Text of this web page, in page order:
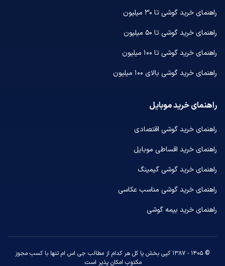
راهنمای خرید گوشی تا ۳۰ میلیون
راهنمای خرید گوشی تا ۵۰ میلیون
راهنمای خرید گوشی تا ۱۰۰ میلیون
راهنمای خرید گوشی بالای ۱۰۰ میلیون
راهنمای خرید موبایل
راهنمای خرید گوشی اقتصادی
راهنمای خرید اقساطی موبایل
راهنمای خرید گوشی گیمینگ
راهنمای خرید گوشی مناسب عکاسی
راهنمای خرید بیمه گوشی
© ۱۴۰۵ - ۱۳۸۷ کپی بخش یا کل هر کدام از مطالب جی اس ام تنها با کسب مجوز
مکتوب امکان پذیر است.